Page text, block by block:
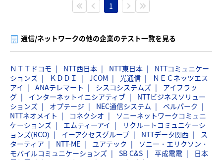
1
通信/ネットワークの他の企業のテスト一覧を見る
ＮＴＴドコモ NTT西日本 NTT東日本
NTTコミュニケー
ションズ
ＫＤＤＩ JCOM 光通信
ＮＥＣネッツエス
アイ
ANAテレマート シスコシステムズ
アイフラッ
グ
インターネットイニシアティブ
NTTビジネスソリュー
ションズ
オプテージ NEC通信システム
ベルパーク
NTTネオメイト
コネクシオ
ソニーネットワークコミュニ
ケーションズ
エムティーアイ
リクルートコミュニケーシ
ョンズ(RCO)
イーアクセスグループ NTTデータ関西
ス
ターティア
NTT-ME ユアテック
ソニー・エリクソン・
モバイルコミュニケーションズ
SB C&S 平成電電
日本